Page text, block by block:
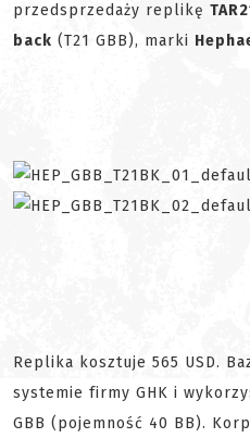
przedsprzedaży replikę
back (T21 GBB), marki
Replika kosztuje 565 USD.
systemie firmy GHK i
GBB (pojemność 40 BB).